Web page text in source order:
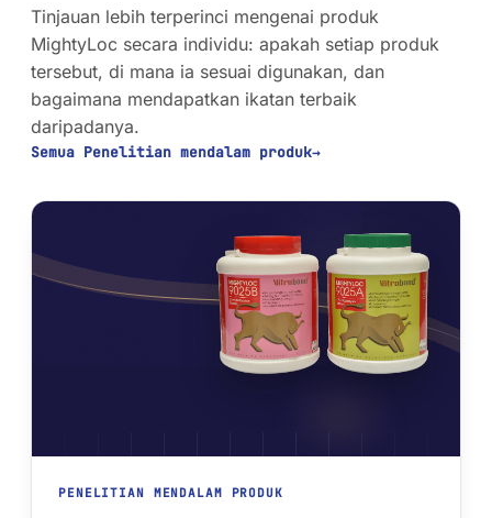
Tinjauan lebih terperinci mengenai produk
MightyLoc secara individu: apakah setiap produk
tersebut, di mana ia sesuai digunakan, dan
bagaimana mendapatkan ikatan terbaik
daripadanya.
Semua Penelitian mendalam produk→
PENELITIAN MENDALAM PRODUK